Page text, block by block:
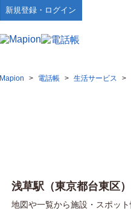
新規登録・ログイン
Mapion > 電話帳 > 生活サービス >
浅草駅（東京都台東区
地図や一覧から施設・スポッ